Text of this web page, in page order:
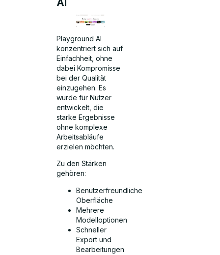
Playground AI
konzentriert sich auf
Einfachheit, ohne
dabei Kompromisse
bei der Qualität
einzugehen. Es
wurde für Nutzer
entwickelt, die
starke Ergebnisse
ohne komplexe
Arbeitsabläufe
erzielen möchten.
Zu den Stärken
gehören:
Benutzerfreundliche
Oberfläche
Mehrere
Modelloptionen
Schneller
Export und
Bearbeitungen